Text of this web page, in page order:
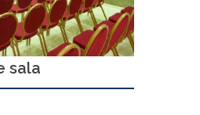
sala